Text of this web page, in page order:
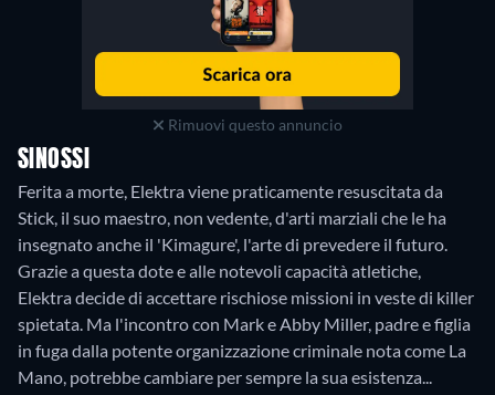
Rimuovi questo annuncio
SINOSSI
Ferita a morte, Elektra viene praticamente resuscitata da
Stick, il suo maestro, non vedente, d'arti marziali che le ha
insegnato anche il 'Kimagure', l'arte di prevedere il futuro.
Grazie a questa dote e alle notevoli capacità atletiche,
Elektra decide di accettare rischiose missioni in veste di killer
spietata. Ma l'incontro con Mark e Abby Miller, padre e figlia
in fuga dalla potente organizzazione criminale nota come La
Mano, potrebbe cambiare per sempre la sua esistenza...